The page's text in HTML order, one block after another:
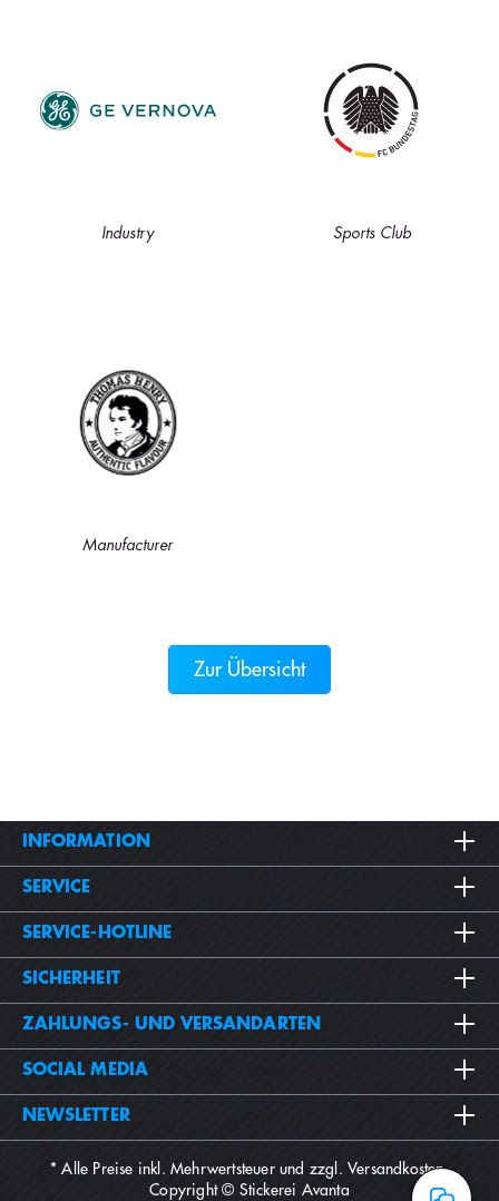
Industry Sports Club
Manufacturer
Zur Übersicht
INFORMATION
SERVICE
SERVICE-HOTLINE
SICHERHEIT
ZAHLUNGS- UND VERSANDARTEN
SOCIAL MEDIA
NEWSLETTER
* Alle Preise inkl. Mehrwertsteuer und zzgl.Versandkosten.
Copyright © Stickerei Avanta